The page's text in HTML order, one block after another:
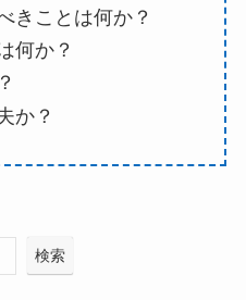
きことは何か？
何か？
か？
検索